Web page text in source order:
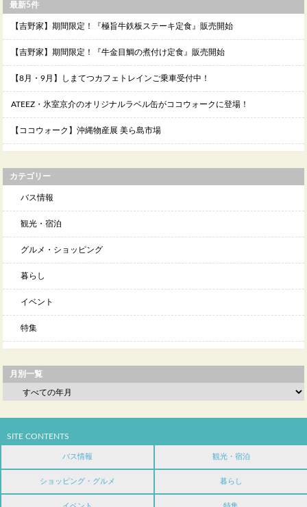
最新5件
【吉野家】期間限定！『極旨牛鉄板ステーキ定食』販売開始
【吉野家】期間限定！『牛金目鯛の煮付け定食』販売開始
【8月・9月】しまてつカフェトレインご乗車受付中！
ATEEZ・氷室京介のオリジナルラベル缶がココウォークに登場！
【ココウォーク】沖縄物産展 美ら島市場
カテゴリー
バス情報
観光・宿泊
グルメ・ショッピング
暮らし
イベント
特集
月別一覧
SITE CONTENTS
バス情報 観光・宿泊
ショッピング・グルメ 暮らし